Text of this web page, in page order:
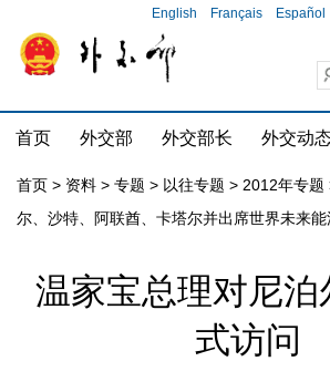
English Français Español
首页 外交部 外交部长 外交动
首页 > 资料 > 专题 > 以往专题 > 2012年专题
尔、沙特、阿联酋、卡塔尔并出席世界未来
温家宝总理对尼泊
式访问